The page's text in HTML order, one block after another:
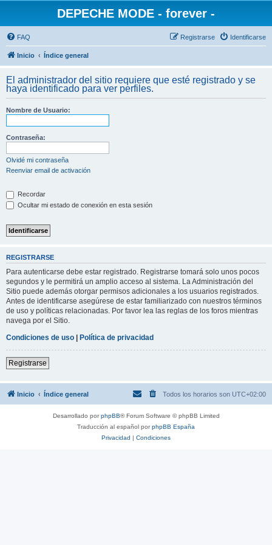
DEPECHE MODE - forever -
FAQ Identificarse
Registrarse
Inicio Índice general
El administrador del sitio requiere que esté registrado y se
haya identificado para ver perfiles.
Nombre de Usuario:
Contraseña:
Olvidé mi contraseña
Reenviar email de activación
Recordar
Ocultar mi estado de conexión en esta sesión
REGISTRARSE
Para autenticarse debe estar registrado. Registrarse tomará solo unos pocos
segundos y le permitirá un amplio acceso al sistema. La Administración del
Sitio puede además otorgar permisos adicionales a los usuarios registrados.
Antes de identificarse asegúrese de estar familiarizado con nuestros términos
de uso y políticas relacionadas. Por favor lea las reglas de los foros mientras
navega por el Sitio.
Condiciones de uso | Política de privacidad
Registrarse
Inicio Índice general Todos los horarios son UTC+02:00
Desarrollado porphpBB® Forum Software © phpBB Limited
Traducción al español porphpBB España
Privacidad | Condiciones